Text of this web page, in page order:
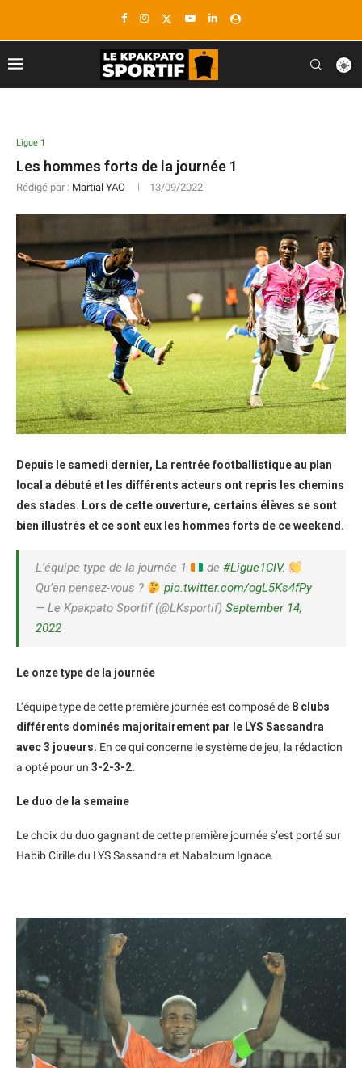
Ligue 1
Les hommes forts de la journée 1
Rédigé par : Martial YAO 13/09/2022
Depuis le samedi dernier, La rentrée footballistique au plan
local a débuté et les différents acteurs ont repris les chemins
des stades. Lors de cette ouverture, certains élèves se sont
bien illustrés et ce sont eux les hommes forts de ce weekend.
L’équipe type de la journée 1 de#Ligue1CIV.
Qu’en pensez-vous ?
pic.twitter.com/ogL5Ks4fPy
— Le Kpakpato Sportif (@LKsportif) September 14,
2022
Le onze type de la journée
L’équipe type de cette première journée est composé de 8 clubs
différents dominés majoritairement par le LYS Sassandra
avec 3 joueurs. En ce qui concerne le système de jeu, la rédaction
a opté pour un 3-2-3-2.
Le duo de la semaine
Le choix du duo gagnant de cette première journée s’est porté sur
Habib Cirille du LYS Sassandra et Nabaloum Ignace.